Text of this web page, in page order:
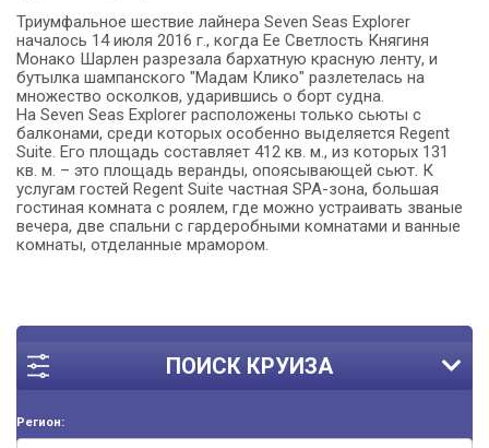
ПОИСК КРУИЗА
Регион:
Триумфальное шествие лайнера Seven Seas Explorer
началось 14 июля 2016 г., когда Ее Светлость Княгиня
Монако Шарлен разрезала бархатную красную ленту, и
бутылка шампанского "Мадам Клико" разлетелась на
множество осколков, ударившись о борт судна.
На Seven Seas Explorer расположены только сьюты с
балконами, среди которых особенно выделяется Regent
Suite. Его площадь составляет 412 кв. м., из которых 131
кв. м. – это площадь веранды, опоясывающей сьют. К
услугам гостей Regent Suite частная SPA-зона, большая
гостиная комната с роялем, где можно устраивать званые
вечера, две спальни с гардеробными комнатами и ванные
комнаты, отделанные мрамором.